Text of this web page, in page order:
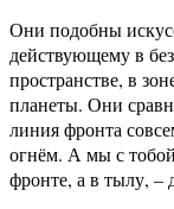
Они подобны
действующему в
пространстве, в
планеты. Они
линия фронта
огнём. А мы с
фронте, а в тылу, –